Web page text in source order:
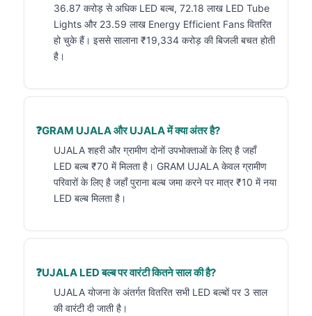
36.87 करोड़ से अधिक LED बल्ब, 72.18 लाख LED Tube
Lights और 23.59 लाख Energy Efficient Fans वितरित
हो चुके हैं। इससे सालाना ₹19,334 करोड़ की बिजली बचत होती
है।
GRAM UJALA और UJALA में क्या अंतर है?
UJALA शहरी और ग्रामीण दोनों उपभोक्ताओं के लिए है जहाँ
LED बल्ब ₹70 में मिलता है। GRAM UJALA केवल ग्रामीण
परिवारों के लिए है जहाँ पुराना बल्ब जमा करने पर मात्र ₹10 में नया
LED बल्ब मिलता है।
UJALA LED बल्ब पर वारंटी कितने साल की है?
UJALA योजना के अंतर्गत वितरित सभी LED बल्बों पर 3 साल
की वारंटी दी जाती है।